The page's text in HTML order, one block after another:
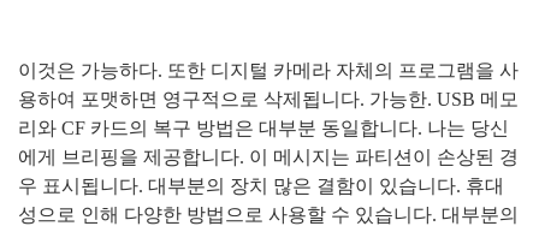
이것은 가능하다. 또한 디지털 카메라 자체의 프로그램을 사
용하여 포맷하면 영구적으로 삭제됩니다. 가능한. USB 메모
리와 CF 카드의 복구 방법은 대부분 동일합니다. 나는 당신
에게 브리핑을 제공합니다. 이 메시지는 파티션이 손상된 경
우 표시됩니다. 대부분의 장치 많은 결함이 있습니다. 휴대
성으로 인해 다양한 방법으로 사용할 수 있습니다. 대부분의